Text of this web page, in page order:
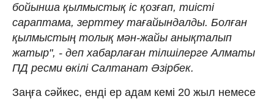
бойынша қылмыстық іс қозғап, тиісті
сараптама, зерттеу тағайындалды. Болған
қылмыстың толық мән-жайы анықталып
жатыр", - деп хабарлаған тілшілерге Алматы
ПД ресми өкілі Салтанат Әзірбек.
Заңға сәйкес, енді ер адам кемі 20 жыл немесе